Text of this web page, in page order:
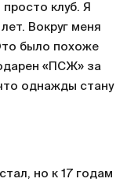
клуб. Я
Вокруг меня
было похоже
«ПСЖ» за
однажды стану
но к 17 годам